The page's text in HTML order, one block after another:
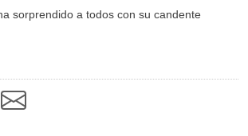
sorprendido a todos con su candente